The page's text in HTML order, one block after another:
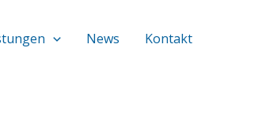
News Kontakt